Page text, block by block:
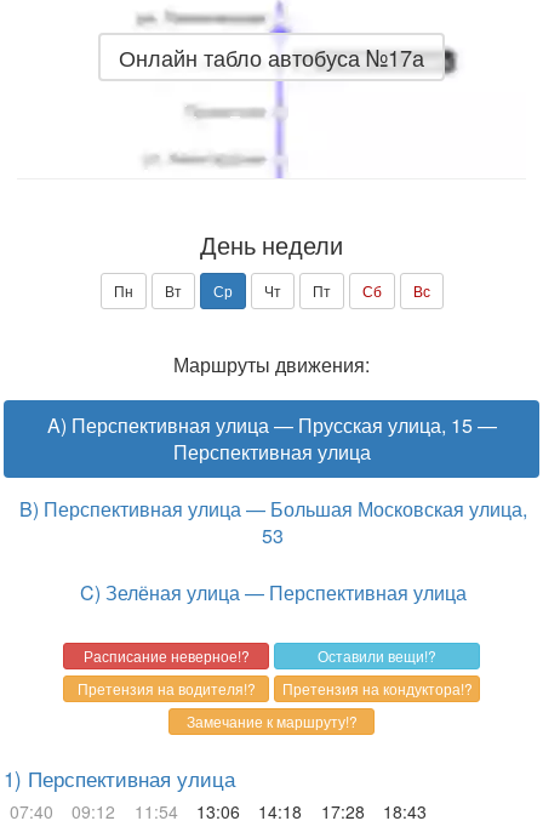
Онлайн табло автобуса №17а
День недели
Пн Вт Ср Чт Пт Сб Вс
Маршруты движения:
A) Перспективная улица — Прусская улица, 15 —
Перспективная улица
B) Перспективная улица — Большая Московская улица,
53
C) Зелёная улица — Перспективная улица
1) Перспективная улица
07:40 09:12 11:54 13:06 14:18 17:28 18:43